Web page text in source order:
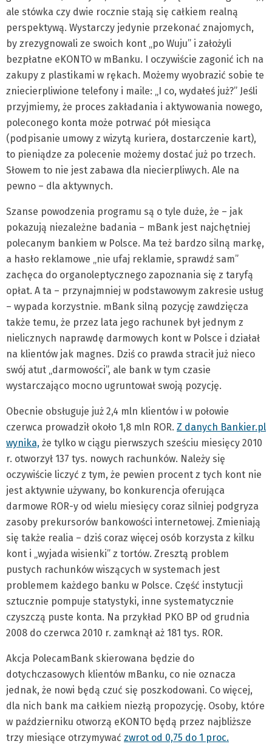
ale stówka czy dwie rocznie stają się całkiem realną
perspektywą. Wystarczy jedynie przekonać znajomych,
by zrezygnowali ze swoich kont „po Wuju” i założyli
bezpłatne eKONTO w mBanku. I oczywiście zagonić ich na
zakupy z plastikami w rękach. Możemy wyobrazić sobie te
zniecierpliwione telefony i maile: „I co, wydałeś już?” Jeśli
przyjmiemy, że proces zakładania i aktywowania nowego,
poleconego konta może potrwać pół miesiąca
(podpisanie umowy z wizytą kuriera, dostarczenie kart),
to pieniądze za polecenie możemy dostać już po trzech.
Słowem to nie jest zabawa dla niecierpliwych. Ale na
pewno – dla aktywnych.
Szanse powodzenia programu są o tyle duże, że – jak
pokazują niezależne badania – mBank jest najchętniej
polecanym bankiem w Polsce. Ma też bardzo silną markę,
a hasło reklamowe „nie ufaj reklamie, sprawdź sam”
zachęca do organoleptycznego zapoznania się z taryfą
opłat. A ta – przynajmniej w podstawowym zakresie usług
– wypada korzystnie. mBank silną pozycję zawdzięcza
także temu, że przez lata jego rachunek był jednym z
nielicznych naprawdę darmowych kont w Polsce i działał
na klientów jak magnes. Dziś co prawda stracił już nieco
swój atut „darmowości”, ale bank w tym czasie
wystarczająco mocno ugruntował swoją pozycję.
Obecnie obsługuje już 2,4 mln klientów i w połowie
czerwca prowadził około 1,8 mln ROR. Z danych Bankier.pl
wynika, że tylko w ciągu pierwszych sześciu miesięcy 2010
r. otworzył 137 tys. nowych rachunków. Należy się
oczywiście liczyć z tym, że pewien procent z tych kont nie
jest aktywnie używany, bo konkurencja oferująca
darmowe ROR-y od wielu miesięcy coraz silniej podgryza
zasoby prekursorów bankowości internetowej. Zmieniają
się także realia – dziś coraz więcej osób korzysta z kilku
kont i „wyjada wisienki” z tortów. Zresztą problem
pustych rachunków wiszących w systemach jest
problemem każdego banku w Polsce. Część instytucji
sztucznie pompuje statystyki, inne systematycznie
czyszczą puste konta. Na przykład PKO BP od grudnia
2008 do czerwca 2010 r. zamknął aż 181 tys. ROR.
Akcja PolecamBank skierowana będzie do
dotychczasowych klientów mBanku, co nie oznacza
jednak, że nowi będą czuć się poszkodowani. Co więcej,
dla nich bank ma całkiem niezłą propozycję. Osoby, które
w październiku otworzą eKONTO będą przez najbliższe
trzy miesiące otrzymywać zwrot od 0,75 do 1 proc.